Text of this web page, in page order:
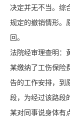
决定并无不当。综
规定的撤销情形。
回。
法院经审理查明：
某缴纳了工伤保险
告的工作安排，到
段，为经过该路段
某对同事说身体有